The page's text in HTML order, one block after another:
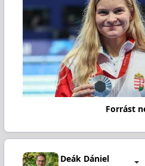
Forrást
Deák Dániel